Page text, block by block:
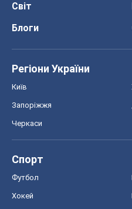
Світ
Блоги
Регіони України
Київ
Запоріжжя
Черкаси
Спорт
Футбол
Хокей